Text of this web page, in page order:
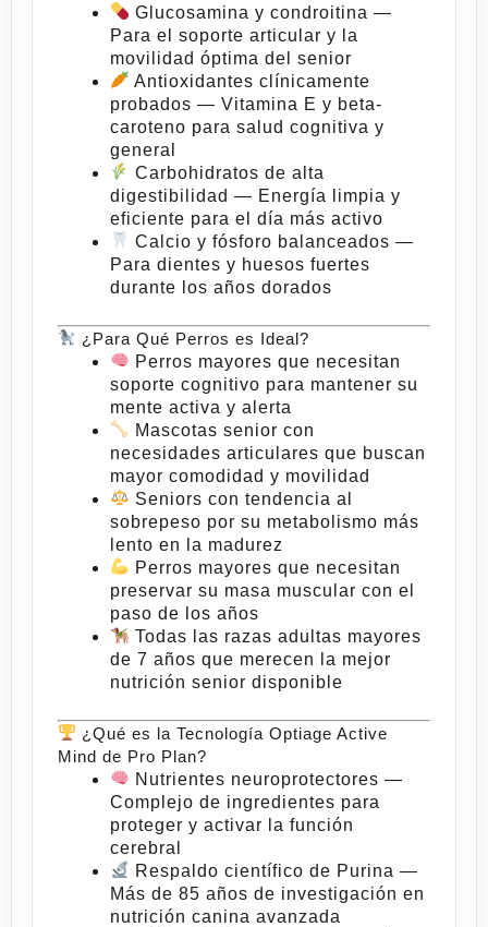
Glucosamina y condroitina —
Para el soporte articular y la
movilidad óptima del senior
Antioxidantes clínicamente
probados — Vitamina E y beta-
caroteno para salud cognitiva y
general
Carbohidratos de alta
digestibilidad — Energía limpia y
eficiente para el día más activo
Calcio y fósforo balanceados —
Para dientes y huesos fuertes
durante los años dorados
¿Para Qué Perros es Ideal?
Perros mayores que necesitan
soporte cognitivo para mantener su
mente activa y alerta
Mascotas senior con
necesidades articulares que buscan
mayor comodidad y movilidad
Seniors contendencia al
sobrepeso por su metabolismo más
lento en la madurez
Perros mayores que necesitan
preservar su masa muscular con el
paso de los años
Todas las razas adultas mayores
de 7 años que merecen la mejor
nutrición senior disponible
¿Qué es la Tecnología Optiage Active
Mind de Pro Plan?
Nutrientes neuroprotectores —
Complejo de ingredientes para
proteger y activar la función
cerebral
Respaldo científico de Purina —
Más de 85 años de investigación en
nutrición canina avanzada